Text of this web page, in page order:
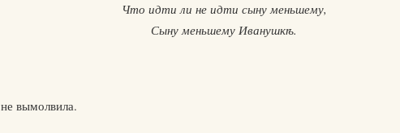
Что идти ли не идти сыну меньшему,
Сыну меньшему Иванушкѣ.
вымолвила.